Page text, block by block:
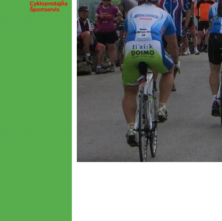
Cyklopredajňa
Športservis